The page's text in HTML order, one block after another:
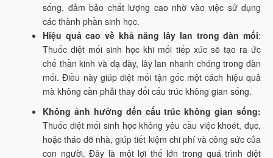
sống, đảm bảo chất lượng cao nhờ vào việc sử dụng
các thành phần sinh học.
Hiệu quả cao về khả năng lây lan trong đàn mối:
Thuốc diệt mối sinh học khi mối tiếp xúc sẽ tạo ra ức
chế thần kinh và dạ dày, lây lan nhanh chóng trong đàn
mối. Điều này giúp diệt mối tận gốc một cách hiệu quả
mà không cần phải thay đổi cấu trúc không gian sống.
Không ảnh hưởng đến cấu trúc không gian sống:
Thuốc diệt mối sinh học không yêu cầu việc khoét, đục,
hoặc tháo dỡ nhà, giúp tiết kiệm chi phí và công sức của
con người. Đây là một lợi thế lớn trong quá trình diệt